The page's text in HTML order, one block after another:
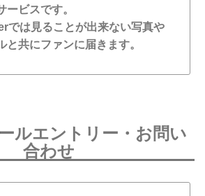
ービスです。
では見ることが出来ない写真や
と共にファンに届きます。
ルエントリー・お問い
合わせ